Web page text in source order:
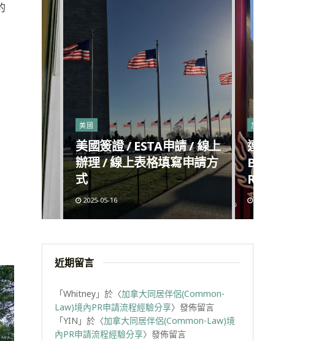
美國
美國簽證 / ESTA申請 / 線上
辦理 / 線上表格填寫申請方
式
2025-05-16
加拿大
連鎖麻辣燙
Big Way
Richmond
2025-05-09
近期留言
「Whitney 」於〈加拿大同居伴侶(Common-
Law)境內PR申請流程經驗分享〉發佈留言
「YIN 」於〈加拿大同居伴侶(Common-Law)境
內PR申請流程經驗分享〉發佈留言